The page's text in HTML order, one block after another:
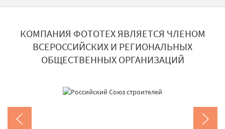
КОМПАНИЯ ФОТОТЕХ ЯВЛЯЕТСЯ ЧЛЕНОМ
ВСЕРОССИЙСКИХ И РЕГИОНАЛЬНЫХ
ОБЩЕСТВЕННЫХ ОРГАНИЗАЦИЙ